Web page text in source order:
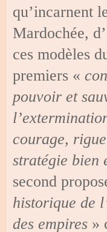
qu’incarnent
Mardochée,
ces modèles
premiers «
pouvoir et
courage,
stratégie bien
second
historique de
des empires »